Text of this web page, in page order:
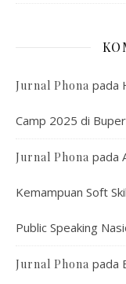
Jurnal Phona pada
Camp 2025 di
Jurnal Phona pada
Kemampuan Soft
Public Speaking
Jurnal Phona pada